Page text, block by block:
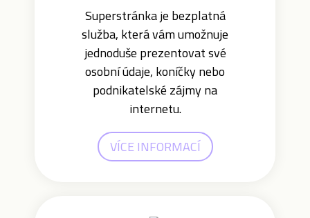
Superstránka je bezplatná
služba, která vám umožnuje
jednoduše prezentovat své
osobní údaje, koníčky nebo
podnikatelské zájmy na
internetu.
VÍCE INFORMACÍ